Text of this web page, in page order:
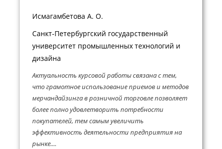
Исмагамбетова А. О.
Санкт-Петербургский государственный
университет промышленных технологий и
дизайна
Актуальность курсовой работы связана с тем,
что грамотное использование приемов и методов
мерчандайзинга в розничной торговле позволяет
более полно удовлетворить потребности
покупателей, тем самым увеличить
эффективность деятельности предприятия на
рынке....